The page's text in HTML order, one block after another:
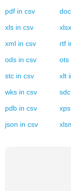
pdf in csv doc
xls in csv xlsx
xml in csv rtf
ods in csv ots
stc in csv xlt
wks in csv sdc
pdb in csv xps
json in csv